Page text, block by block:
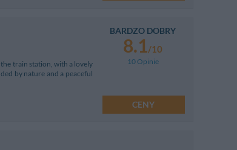
train station, with a lovely
by nature and a peaceful
BARDZO DOBRY
8.1/10
10 Opinie
CENY